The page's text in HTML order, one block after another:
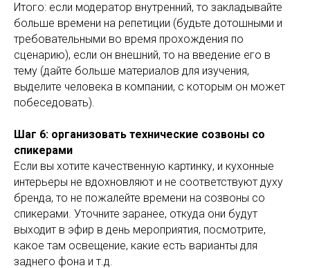
Итого: если модератор внутренний, то закладывайте
больше времени на репетиции (будьте дотошными и
требовательными во время прохождения по
сценарию), если он внешний, то на введение его в
тему (дайте больше материалов для изучения,
выделите человека в компании, с которым он может
побеседовать).
Шаг 6: организовать технические созвоны со
спикерами
Если вы хотите качественную картинку, и кухонные
интерьеры не вдохновляют и не соответствуют духу
бренда, то не пожалейте времени на созвоны со
спикерами. Уточните заранее, откуда они будут
выходит в эфир в день мероприятия, посмотрите,
какое там освещение, какие есть варианты для
заднего фона и т.д.